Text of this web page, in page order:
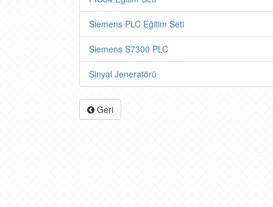
Siemens PLC Eğitim Seti
Siemens S7300 PLC
Sinyal Jeneratörü
Geri